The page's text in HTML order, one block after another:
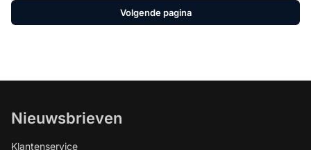
Najaar 2024 is de verwachte oplevering
van het eerste pand (totaal 7 panden) op
Volgende pagina
Nieuwsbrieven
Klantenservice